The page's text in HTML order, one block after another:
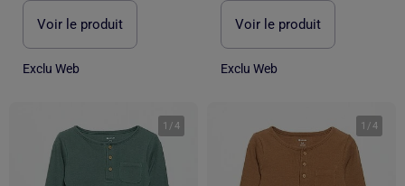
Voir le produit
Exclu Web
Voir le produit
Exclu Web
1 /4 1 /4